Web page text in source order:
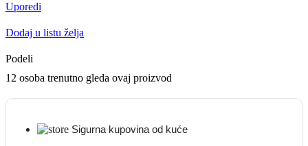
Uporedi
Dodaj u listu želja
Podeli
12 osoba trenutno gleda ovaj proizvod
Sigurna kupovina od kuće